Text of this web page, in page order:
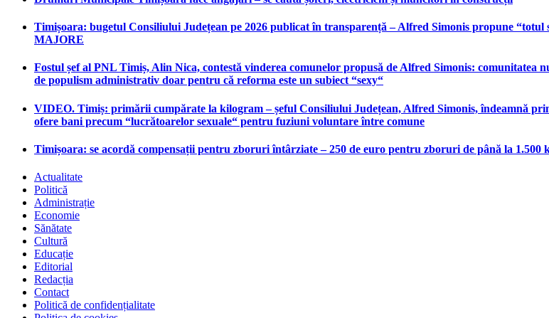
Timișoara: bugetul Consiliului Județean pe 2026 publicat în transparență – Alfred Simonis propune
MAJORE
Fostul șef al PNL Timiș, Alin Nica, contestă vinderea comunelor propusă de Alfred Simonis: comunitatea
de populism administrativ doar pentru că reforma este un subiect “sexy“
VIDEO. Timiș: primării cumpărate la kilogram – șeful Consiliului Județean, Alfred Simonis, îndeamnă
ofere bani precum “lucrătoarelor sexuale“ pentru fuziuni voluntare între comune
Timișoara: se acordă compensații pentru zboruri întârziate – 250 de euro pentru zboruri de până la 1.500
Actualitate
Politică
Administrație
Economie
Sănătate
Cultură
Educație
Editorial
Redacția
Contact
Politică de confidențialitate